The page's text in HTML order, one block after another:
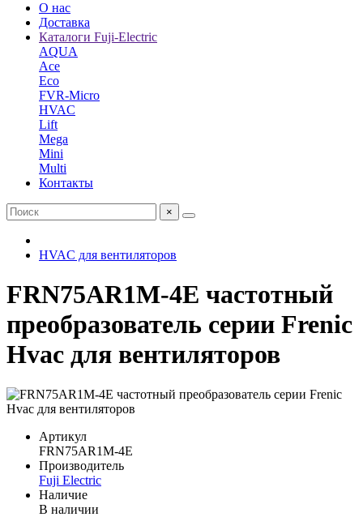
О нас
Доставка
Каталоги Fuji-Electric
AQUA
Ace
Eco
FVR-Micro
HVAC
Lift
Mega
Mini
Multi
Контакты
×
HVAC для вентиляторов
FRN75AR1M-4E частотный
преобразователь серии Frenic
Hvac для вентиляторов
Артикул
FRN75AR1M-4E
Производитель
Fuji Electric
Наличие
В наличии